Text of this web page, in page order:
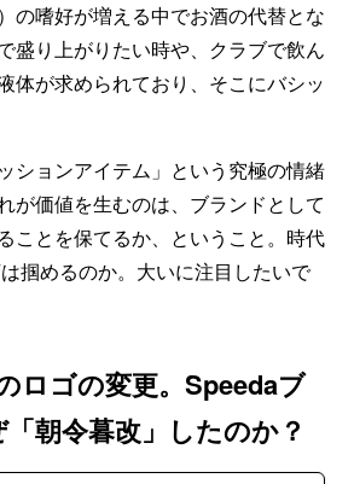
の嗜好が増える中でお酒の代替とな
盛り上がりたい時や、クラブで飲ん
体が求められており、そこにバシッ
ションアイテム」という究極の情緒
が価値を生むのは、ブランドとして
ことを保てるか、ということ。時代
掴めるのか。大いに注目したいで
ロゴの変更。Speedaブ
朝令暮改」したのか？